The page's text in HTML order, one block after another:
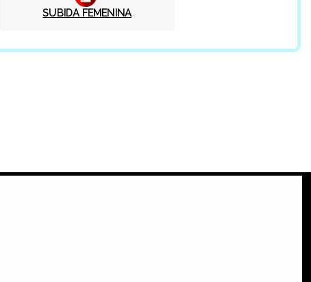
SUBIDA FEMENINA